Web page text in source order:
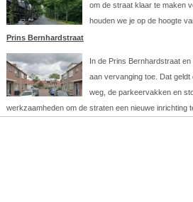
om de straat klaar te maken
houden we je op de hoogte
Prins Bernhardstraat
In de Prins Bernhardstraat
aan vervanging toe. Dat
weg, de parkeervakken en
werkzaamheden om de straten een nieuwe inrichting